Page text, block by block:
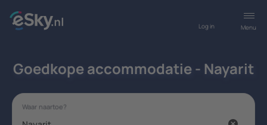
Menu
Log in
Goedkope accommodatie - Nayarit